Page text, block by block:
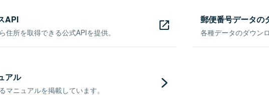
API
所を取得できる公式APIを提供。
郵便番号データの
各種データのダウン
アル
ニュアルを掲載しています。